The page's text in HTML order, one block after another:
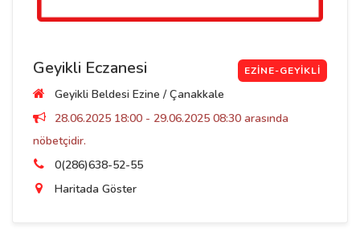
Geyikli Eczanesi EZINE-GEYIKLI
Geyikli Beldesi Ezine / Çanakkale
28.06.2025 18:00 - 29.06.2025 08:30 arasında
nöbetçidir.
0(286)638-52-55
Haritada Göster